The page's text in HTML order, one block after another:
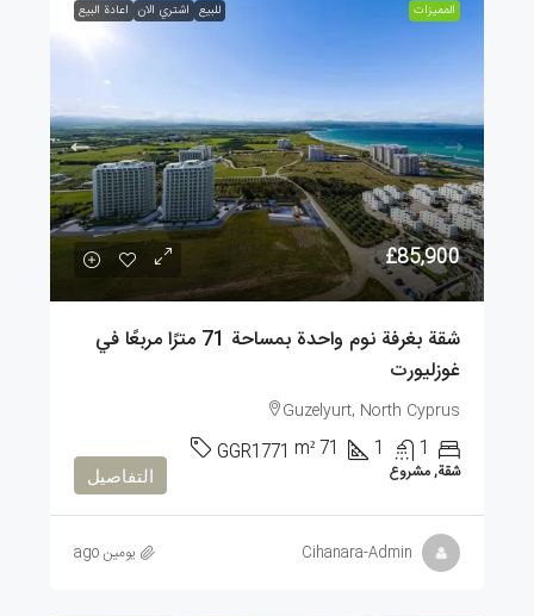
الممیزات للبيع اشتري الان اعادة البيع
£85,900
شقة بغرفة نوم واحدة بمساحة 71 مترًا مربعًا في
غوزليورت
Guzelyurt, North Cyprus
1
1
71
m²
GGR1771
شقة, مشروع التفاصيل
Cihanara-Admin يومين ago